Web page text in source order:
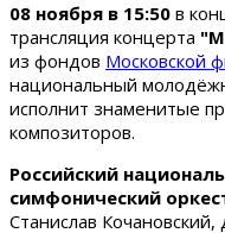
08 ноября в 15:50 в
трансляция концерта
из фондов Московской
национальный
исполнит знаменитые
композиторов.
Российский
симфонический
Станислав